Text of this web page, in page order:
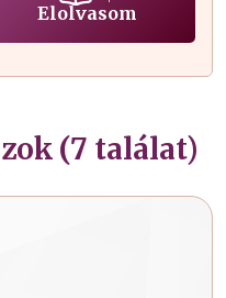
Elolvasom
(7 találat)